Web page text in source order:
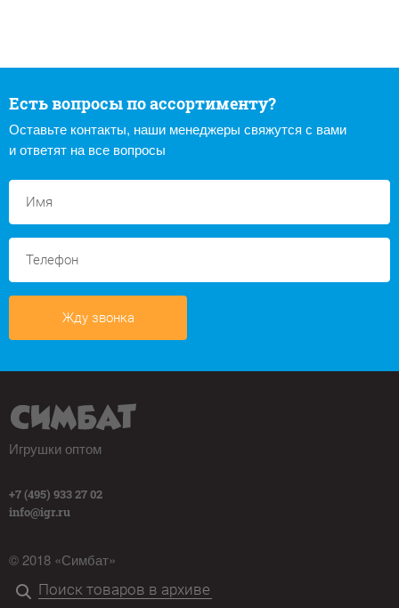
Есть вопросы по ассортименту?
Оставьте контакты, наши менеджеры свяжутся с вами
и ответят на все вопросы
Жду звонка
Игрушки оптом
+7 (495) 933 27 02
info@igr.ru
© 2018 «Симбат»